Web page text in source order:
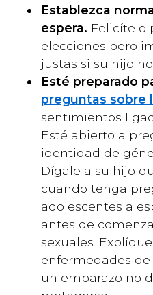
Establezca
espera. Felicítelo
elecciones pero
justas si su hijo
Esté preparado
preguntas sobre
sentimientos
Esté abierto a
identidad de
Dígale a su hijo
cuando tenga
adolescentes a
antes de
sexuales.
enfermedades
un embarazo no